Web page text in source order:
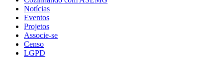
Notícias
Eventos
Projetos
Associe-se
Censo
LGPD